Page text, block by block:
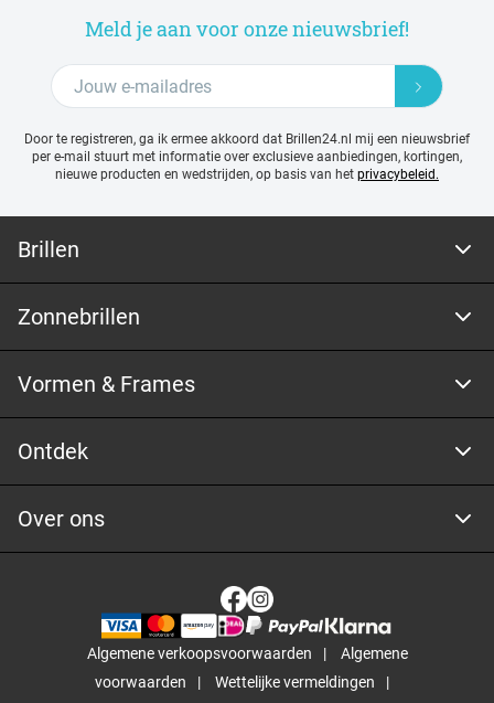
Meld je aan voor onze nieuwsbrief!
Door te registreren, ga ik ermee akkoord dat Brillen24.nl mij een nieuwsbrief
per e-mail stuurt met informatie over exclusieve aanbiedingen, kortingen,
nieuwe producten en wedstrijden, op basis van het privacybeleid.
Brillen
Zonnebrillen
Vormen & Frames
Ontdek
Over ons
Algemene verkoopsvoorwaarden
Algemene
voorwaarden
Wettelijke vermeldingen